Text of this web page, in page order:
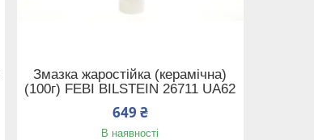
Змазка жаростійка (керамічна)
(100г) FEBI BILSTEIN 26711 UA62
649 ₴
В наявності